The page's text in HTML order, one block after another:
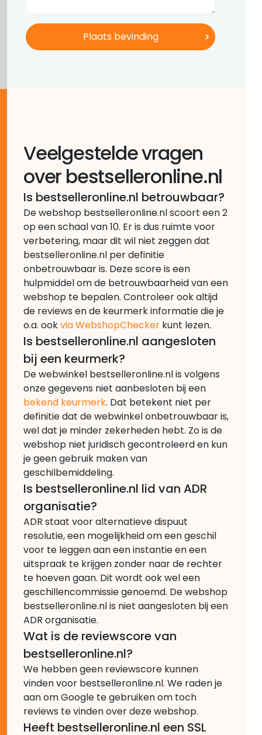
Veelgestelde vragen
over bestselleronline.nl
Is bestselleronline.nl betrouwbaar?
De webshop bestselleronline.nl scoort een 2
op een schaal van 10. Er is dus ruimte voor
verbetering, maar dit wil niet zeggen dat
bestselleronline.nl per definitie
onbetrouwbaar is. Deze score is een
hulpmiddel om de betrouwbaarheid van een
webshop te bepalen. Controleer ook altijd
de reviews en de keurmerk informatie die je
o.a. ookvia WebshopChecker kunt lezen.
Is bestselleronline.nl aangesloten
bij een keurmerk?
De webwinkel bestselleronline.nl is volgens
onze gegevens niet aanbesloten bij een
bekend keurmerk. Dat betekent niet per
definitie dat de webwinkel onbetrouwbaar is,
wel dat je minder zekerheden hebt. Zo is de
webshop niet juridisch gecontroleerd en kun
je geen gebruik maken van
geschilbemiddeling.
Is bestselleronline.nl lid van ADR
organisatie?
ADR staat voor alternatieve dispuut
resolutie, een mogelijkheid om een geschil
voor te leggen aan een instantie en een
uitspraak te krijgen zonder naar de rechter
te hoeven gaan. Dit wordt ook wel een
geschillencommissie genoemd. De webshop
bestselleronline.nl is niet aangesloten bij een
ADR organisatie.
Wat is de reviewscore van
bestselleronline.nl?
We hebben geen reviewscore kunnen
vinden voor bestselleronline.nl. We raden je
aan om Google te gebruiken om toch
reviews te vinden over deze webshop.
Heeft bestselleronline.nl een SSL